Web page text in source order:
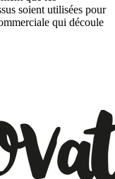
soient utilisées pour
qui découle